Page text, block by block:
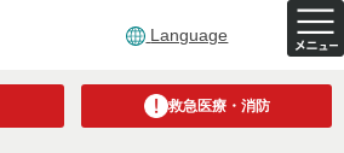
Language
救急医療・消防